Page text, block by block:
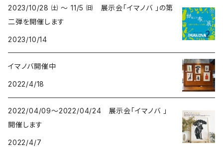
プリント
イヌ-DOGS
シカ - DEERS
2013 きのうのすきま2
2013 a69かみもの展
2023/10/28 ㈯ ～ 11/5 ㈰ 展示会「イマノバ 」の第
二弾を開催します
2023/10/14
イマノバ開催中
2022/4/18
2022/04/09～2022/04/24 展示会「イマノバ 」
開催します
2022/4/7